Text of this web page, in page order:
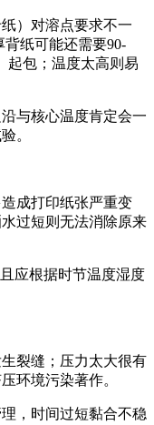
）对溶点要求不一
纸可能还需要90-
起包；温度太高则易
与核心温度肯定会一
。
成打印纸张严重变
过短则无法消除原来
应根据时节温度湿度
裂缝；压力太大很有
环境污染著作。
，时间过短黏合不稳